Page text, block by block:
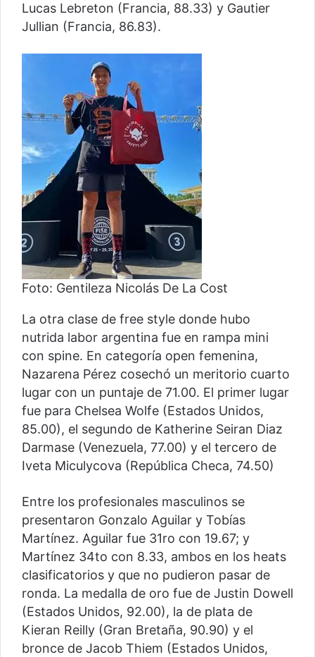
Lucas Lebreton (Francia, 88.33) y Gautier
Jullian (Francia, 86.83).
Foto: Gentileza Nicolás De La Cost
La otra clase de free style donde hubo
nutrida labor argentina fue en rampa mini
con spine. En categoría open femenina,
Nazarena Pérez cosechó un meritorio cuarto
lugar con un puntaje de 71.00. El primer lugar
fue para Chelsea Wolfe (Estados Unidos,
85.00), el segundo de Katherine Seiran Diaz
Darmase (Venezuela, 77.00) y el tercero de
Iveta Miculycova (República Checa, 74.50)
Entre los profesionales masculinos se
presentaron Gonzalo Aguilar y Tobías
Martínez. Aguilar fue 31ro con 19.67; y
Martínez 34to con 8.33, ambos en los heats
clasificatorios y que no pudieron pasar de
ronda. La medalla de oro fue de Justin Dowell
(Estados Unidos, 92.00), la de plata de
Kieran Reilly (Gran Bretaña, 90.90) y el
bronce de Jacob Thiem (Estados Unidos,